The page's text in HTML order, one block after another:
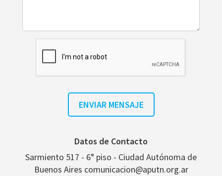
Datos de Contacto
Sarmiento 517 - 6° piso - Ciudad Autónoma de
Buenos Aires comunicacion@aputn.org.ar